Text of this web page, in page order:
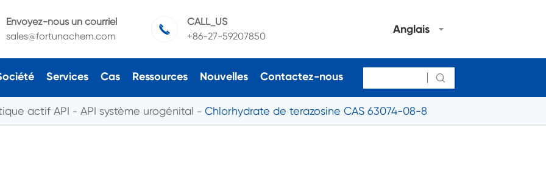
Envoyez-nous un courriel
sales@fortunachem.com

CALL_US
+86-27-59207850
Anglais
Services Cas Ressources Nouvelles Contactez-nous 
actif API API système urogénital Chlorhydrate de terazosine CAS 63074-08-8